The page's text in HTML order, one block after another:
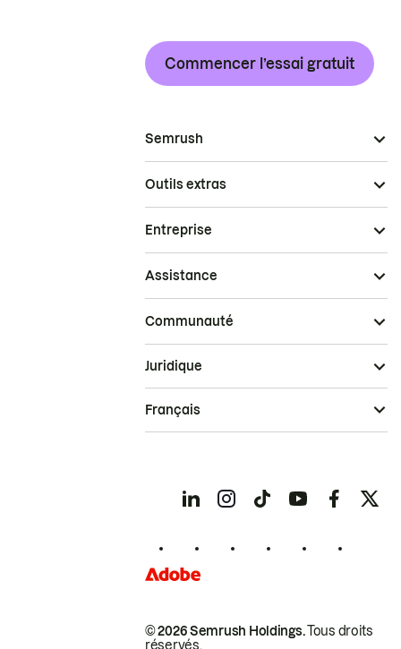
Commencer l’essai gratuit
Semrush
Outils extras
Entreprise
Assistance
Communauté
© 2026 Semrush Holdings.Tous droits
réservés.
Juridique
Français